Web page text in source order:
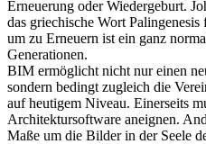
Erneuerung oder Wiedergeburt.
das griechische Wort
um zu Erneuern ist ein ganz
Generationen.
BIM ermöglicht nicht nur einen
sondern bedingt zugleich die
auf heutigem Niveau. Einerseits
Architektursoftware aneignen.
Maße um die Bilder in der Seele